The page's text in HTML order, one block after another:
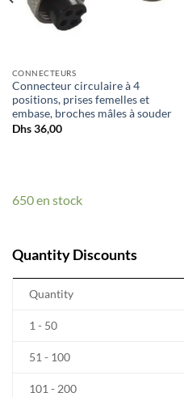
CONNECTEURS
Connecteur circulaire à 4
positions, prises femelles et
embase, broches mâles à souder
Dhs36,00
650 en stock
Quantity Discounts
Quantity
1 - 50
51 - 100
101 - 200